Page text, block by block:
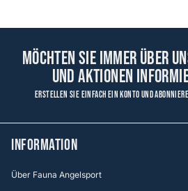
Möchten Sie immer über
und Aktionen
Erstellen Sie einfach ein Konto und
Information
Über Fauna Angelsport